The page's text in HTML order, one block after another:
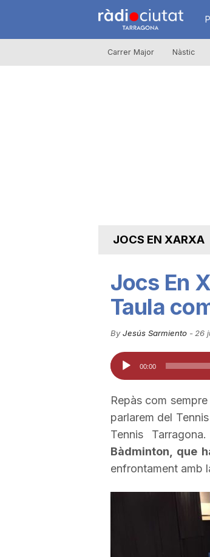
R
à
u
t
a
d
Carrer Major Nàstic
JOCS EN XARXA
Jocs En
Taula
By Jesús Sarmiento- 26
Reproductor
d'àudio
00:00
Repàs com
parlarem del
Tennis
Bàdminton, que
enfrontament amb